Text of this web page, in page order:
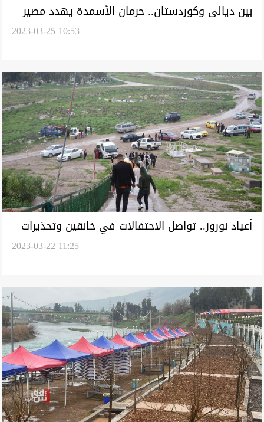
بين ديالى وكوردستان.. حرمان الأسمدة يهدد مصير
2023-03-25 10:53
أعياد نوروز.. تواصل الاحتفالات في خانقين وتحذيرات
2023-03-22 11:25